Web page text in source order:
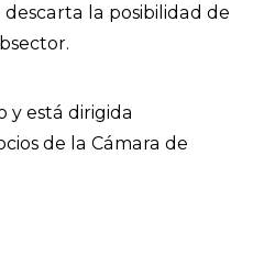
la posibilidad de
y está dirigida
de la Cámara de